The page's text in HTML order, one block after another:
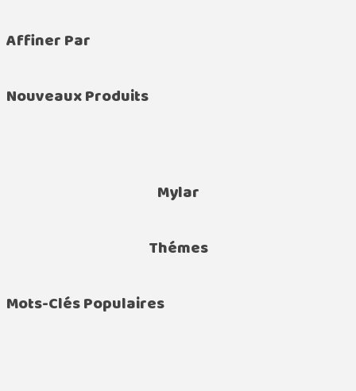
Affiner Par
Nouveaux Produits
Mylar
Thémes
Mots-Clés Populaires